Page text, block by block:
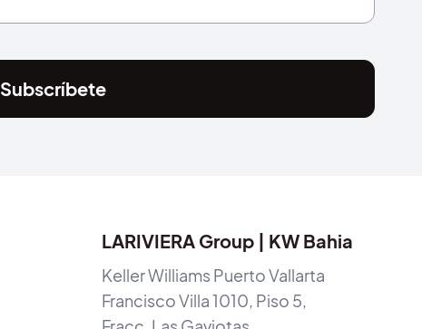
Subscríbete
LARIVIERA Group | KW Bahia
Keller Williams Puerto Vallarta
Francisco Villa 1010, Piso 5,